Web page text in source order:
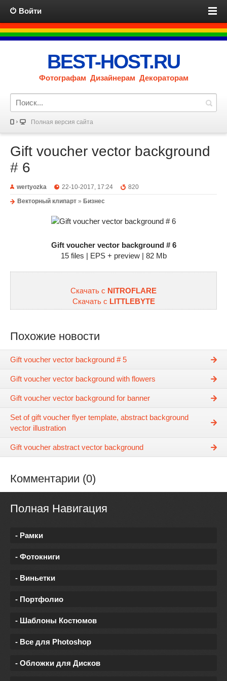
Войти
BEST-HOST.RU
Фотографам Дизайнерам Декораторам
Полная версия сайта
Gift voucher vector background
# 6
wertyozka 22-10-2017, 17:24
820
Векторный клипарт » Бизнес
Gift voucher vector background # 6
15 files | EPS + preview | 82 Mb
Скачать с NITROFLARE
Скачать с LITTLEBYTE
Похожие новости
Gift voucher vector background # 5
Gift voucher vector background with flowers
Gift voucher vector background for banner
Set of gift voucher flyer template, abstract background
vector illustration
Gift voucher abstract vector background
Комментарии (0)
Полная Навигация
- Рамки
- Фотокниги
- Виньетки
- Портфолио
- Шаблоны Костюмов
- Все для Photoshop
- Обложки для Дисков